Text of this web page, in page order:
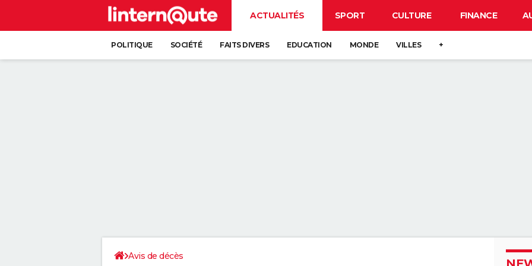
ACTUALITÉS SPORT CULTURE FINANCE
POLITIQUE SOCIÉTÉ FAITS DIVERS EDUCATION MONDE VILLES +
Avis de décès